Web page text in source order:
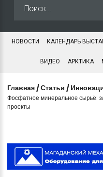
НОВОСТИ КАЛЕНДАРЬ
ВИДЕО АРКТИКА
Главная /Статьи /
Фосфатное минеральное сырьё:
проекты